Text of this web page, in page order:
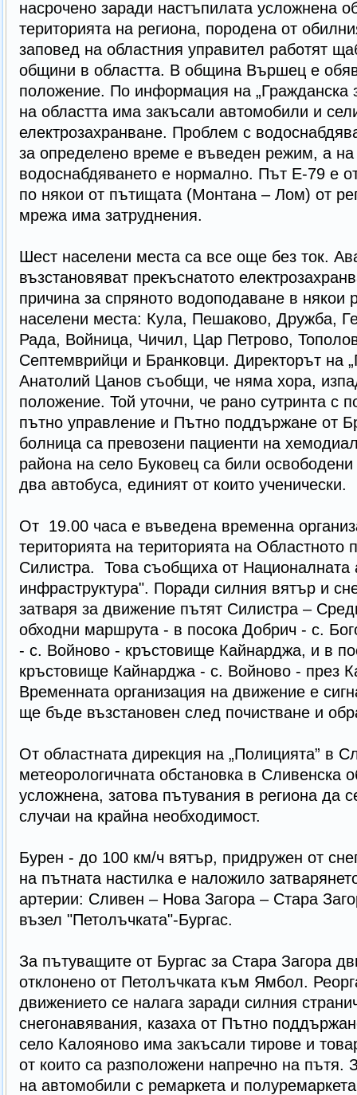
насрочено заради настъпилата усложнена
територията на региона, породена от
заповед на областния управител работят
общини в областта. В община Вършец е
положение. По информация на „Гражданска
на областта има закъсали автомобили и
електрозахранване. Проблем с
за определено време е въведен режим, а на
водоснабдяването е нормално. Път Е-79 е
по някои от пътищата (Монтана – Лом) от
мрежа има затруднения.
Шест населени места са все още без ток.
възстановяват прекъснатото
причина за спряното водоподаване в някои
населени места: Кула, Пешаково, Дружба,
Рада, Войница, Чичил, Цар Петрово,
Септемврийци и Бранковци. Директорът на
Анатолий Цанов съобщи, че няма хора,
положение. Той уточни, че рано сутринта с
пътно управление и Пътно поддържане от
болница са превозени пациенти на
района на село Буковец са били
два автобуса, единият от които ученически.
От 19.00 часа е въведена временна
територията на територията на Областното
Силистра. Това съобщиха от Националната
инфраструктура". Поради силния вятър и
затваря за движение пътят Силистра –
обходни маршрута - в посока Добрич - с.
- с. Войново - кръстовище Кайнарджа, и в
кръстовище Кайнарджа - с. Войново - през
Временната организация на движение е
ще бъде възстановен след почистване и
От областната дирекция на „Полицията” в
метеорологичната обстановка в Сливенска
усложнена, затова пътувания в региона да
случаи на крайна необходимост.
Бурен - до 100 км/ч вятър, придружен от
на пътната настилка е наложило
артерии: Сливен – Нова Загора – Стара
възел "Петолъчката"-Бургас.
За пътуващите от Бургас за Стара Загора
отклонено от Петолъчката към Ямбол.
движението се налага заради силния
снегонавявания, казаха от Пътно
село Калояново има закъсали тирове и
от които са разположени напречно на пътя.
на автомобили с ремаркета и